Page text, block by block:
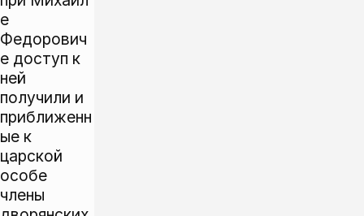
е
Федорович
е доступ к
ней
получили и
приближенн
ые к
царской
особе
члены